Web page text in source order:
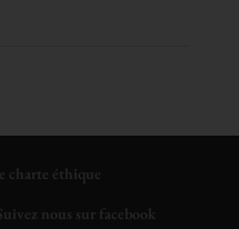
charte éthique
nous sur facebook